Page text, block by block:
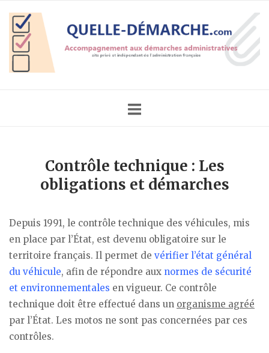
content
Home
Contrôle technique : Les
obligations et démarches
Depuis 1991, le contrôle technique des véhicules, mis
en place par l’État, est devenu obligatoire sur le
territoire français. Il permet de vérifier l’état général
du véhicule, afin de répondre aux normes de sécurité
et environnementales en vigueur. Ce contrôle
technique doit être effectué dans un organisme agréé
par l’État. Les motos ne sont pas concernées par ces
contrôles.